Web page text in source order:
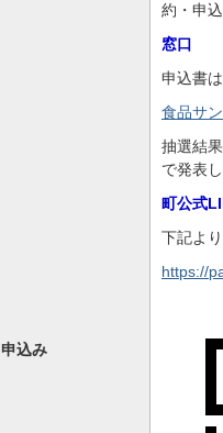
申込み
約・申
窓口
申込書
食品サ
抽選結
で発表し
町公式
下記よ
https://